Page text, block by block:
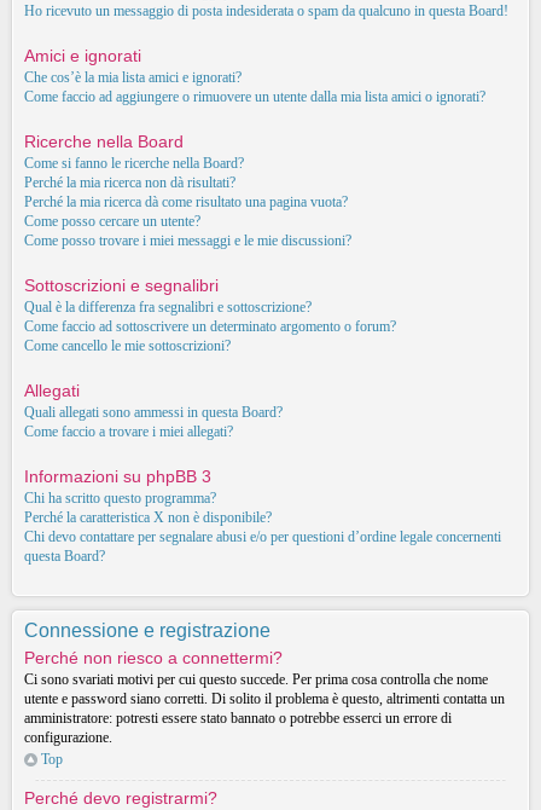
Ho ricevuto un messaggio di posta indesiderata o spam da qualcuno in questa Board!
Amici e ignorati
Che cos’è la mia lista amici e ignorati?
Come faccio ad aggiungere o rimuovere un utente dalla mia lista amici o ignorati?
Ricerche nella Board
Come si fanno le ricerche nella Board?
Perché la mia ricerca non dà risultati?
Perché la mia ricerca dà come risultato una pagina vuota?
Come posso cercare un utente?
Come posso trovare i miei messaggi e le mie discussioni?
Sottoscrizioni e segnalibri
Qual è la differenza fra segnalibri e sottoscrizione?
Come faccio ad sottoscrivere un determinato argomento o forum?
Come cancello le mie sottoscrizioni?
Allegati
Quali allegati sono ammessi in questa Board?
Come faccio a trovare i miei allegati?
Informazioni su phpBB 3
Chi ha scritto questo programma?
Perché la caratteristica X non è disponibile?
Chi devo contattare per segnalare abusi e/o per questioni d’ordine legale concernenti
questa Board?
Connessione e registrazione
Perché non riesco a connettermi?
Ci sono svariati motivi per cui questo succede. Per prima cosa controlla che nome
utente e password siano corretti. Di solito il problema è questo, altrimenti contatta un
amministratore: potresti essere stato bannato o potrebbe esserci un errore di
configurazione.
Top
Perché devo registrarmi?